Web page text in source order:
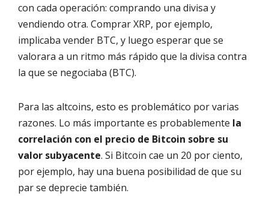
con cada operación: comprando una divisa y
vendiendo otra. Comprar XRP, por ejemplo,
implicaba vender BTC, y luego esperar que se
valorara a un ritmo más rápido que la divisa contra
la que se negociaba (BTC).
Para las altcoins, esto es problemático por varias
razones. Lo más importante es probablemente la
correlación con el precio de Bitcoin sobre su
valor subyacente. Si Bitcoin cae un 20 por ciento,
por ejemplo, hay una buena posibilidad de que su
par se deprecie también.